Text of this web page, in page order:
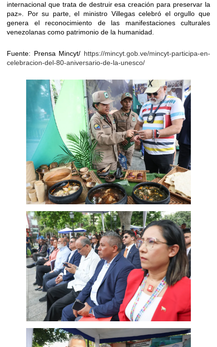
internacional que trata de destruir esa creación para preservar la
paz». Por su parte, el ministro Villegas celebró el orgullo que
genera el reconocimiento de las manifestaciones culturales
venezolanas como patrimonio de la humanidad.
Fuente: Prensa Mincyt/ https://mincyt.gob.ve/mincyt-participa-en-
celebracion-del-80-aniversario-de-la-unesco/